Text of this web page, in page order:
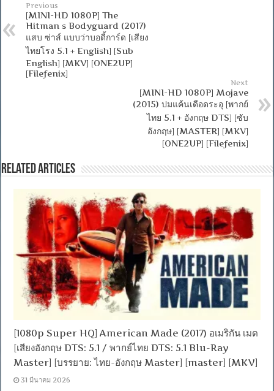
Previous
[MINI-HD 1080P] The
Hitman s Bodyguard (2017)
แสบ ซ่าส์ แบบว่าบอดี้การ์ด [เสียง
ไทยโรง 5.1 + English] [Sub
English] [MKV] [ONE2UP]
[Filefenix]
Next
[MINI-HD 1080P] Mojave
(2015) ปมแค้นเดือดระอุ [พากย์
ไทย 5.1 + อังกฤษ DTS] [ซับ
อังกฤษ] [MASTER] [MKV]
[ONE2UP] [Filefenix]
Related Articles
[1080p Super HQ] American Made (2017) อเมริกัน เมด
[เสียงอังกฤษ DTS: 5.1 / พากย์ไทย DTS: 5.1 Blu-Ray
Master] [บรรยาย: ไทย-อังกฤษ Master] [master] [MKV]
31 มีนาคม 2026